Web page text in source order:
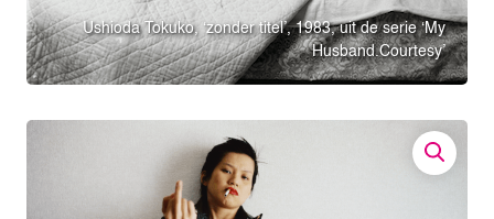
Ushioda Tokuko, ‘zonder titel’, 1983, uit de serie ‘My
Husband.Courtesy’